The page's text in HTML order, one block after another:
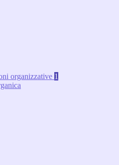
organizzative 1